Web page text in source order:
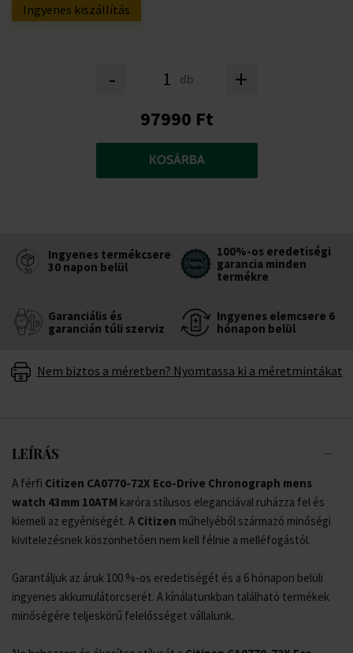
Ingyenes kiszállítás
- db +
97990 Ft
KOSÁRBA
Ingyenes termékcsere
30 napon belül
100%-os eredetiségi
garancia minden
termékre
Garanciális és
garancián túli szerviz
Ingyenes elemcsere 6
hónapon belül
Nem biztos a méretben? Nyomtassa ki a méretmintákat
LEÍRÁS
A férfi Citizen CA0770-72X Eco-Drive Chronograph mens
watch 43mm 10ATM karóra stílusos eleganciával ruházza fel és
kiemeli az egyéniségét. A Citizen műhelyéből származó minőségi
kivitelezésnek köszönhetően nem kell félnie a melléfogástól.
Garantáljuk az áruk 100 %-os eredetiségét és a 6 hónapon belüli
ingyenes akkumulátorcserét. A kínálatunkban található termékek
minőségére teljeskörű felelősséget vállalunk.